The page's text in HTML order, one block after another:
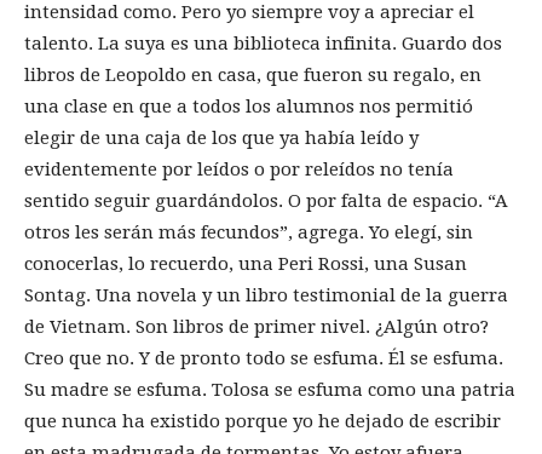
intensidad como. Pero yo siempre voy a apreciar el
talento. La suya es una biblioteca infinita. Guardo dos
libros de Leopoldo en casa, que fueron su regalo, en
una clase en que a todos los alumnos nos permitió
elegir de una caja de los que ya había leído y
evidentemente por leídos o por releídos no tenía
sentido seguir guardándolos. O por falta de espacio. “A
otros les serán más fecundos”, agrega. Yo elegí, sin
conocerlas, lo recuerdo, una Peri Rossi, una Susan
Sontag. Una novela y un libro testimonial de la guerra
de Vietnam. Son libros de primer nivel. ¿Algún otro?
Creo que no. Y de pronto todo se esfuma. Él se esfuma.
Su madre se esfuma. Tolosa se esfuma como una patria
que nunca ha existido porque yo he dejado de escribir